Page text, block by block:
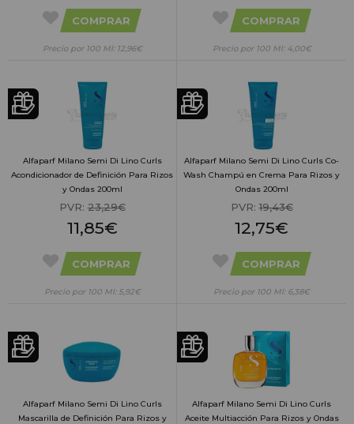
COMPRAR
Precio por 100 Ml: 12,96€
COMPRAR
Precio por 100 Ml: 4,00€
Alfaparf Milano Semi Di Lino Curls
Acondicionador de Definición Para Rizos
y Ondas 200ml
PVR:23,29€
11,85€
COMPRAR
Precio por 100 Ml: 5,92€
Alfaparf Milano Semi Di Lino Curls Co-
Wash Champú en Crema Para Rizos y
Ondas 200ml
PVR:19,43€
12,75€
COMPRAR
Precio por 100 Ml: 6,38€
Alfaparf Milano Semi Di Lino Curls
Mascarilla de Definición Para Rizos y
Alfaparf Milano Semi Di Lino Curls
Aceite Multiacción Para Rizos y Ondas